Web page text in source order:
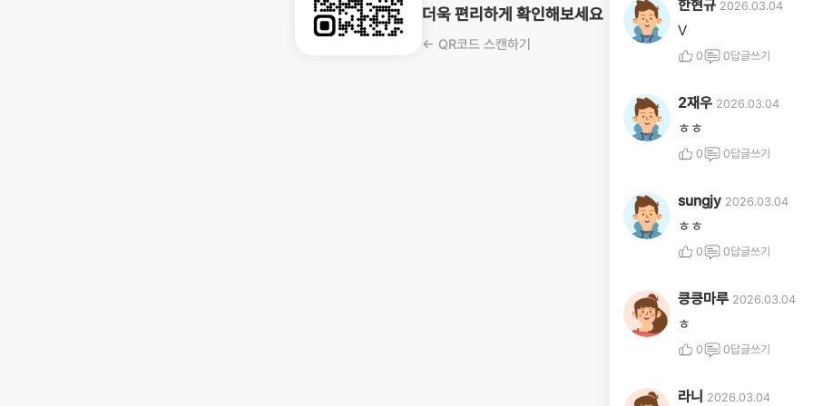
더욱 편리하게 확인해보세요
← QR코드 스캔하기
유저프로필
한현규 2026.03.04
V
0 0답글쓰기
유저프로필
2재우 2026.03.04
ㅎㅎ
0 0답글쓰기
유저프로필
sungjy 2026.03.04
ㅎㅎ
0 0답글쓰기
유저프로필
킁킁마루 2026.03.04
ㅎ
0 0답글쓰기
라니 2026.03.04